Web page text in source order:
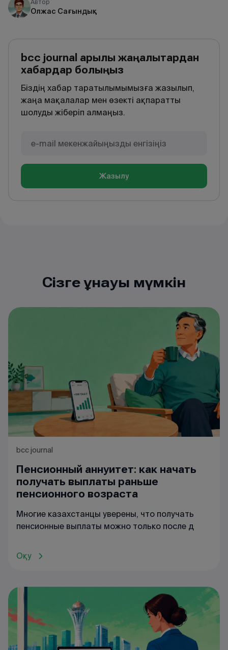
Автор
Олжас Сағындық
bcc journal арқылы жаңалықтардан
хабардар болыңыз
Біздің хабар таратылымымызға жазылып,
жаңа мақалалар мен өзекті ақпаратты
шолуды жіберіп алмаңыз.
Жазылу
Сізге ұнауы мүмкін
bcc journal
Пенсионный аннуитет: как начать
получать выплаты раньше
пенсионного возраста
Многие казахстанцы уверены, что получать
пенсионные выплаты можно только после д
Оқу